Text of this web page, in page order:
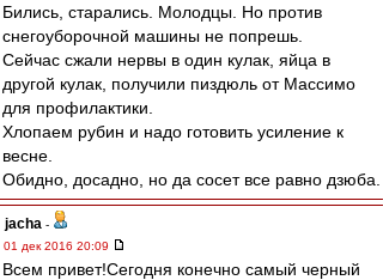
Бились, старались. Молодцы. Но против
снегоуборочной машины не попрешь.
Сейчас сжали нервы в один кулак, яйца в
другой кулак, получили пиздюль от Массимо
для профилактики.
Хлопаем рубин и надо готовить усиление к
весне.
Обидно, досадно, но да сосет все равно дзюба.
jacha -
01 дек 2016 20:09
Всем привет!Сегодня конечно самый черный